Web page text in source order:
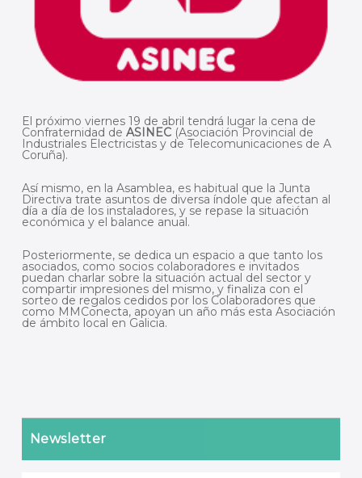
El próximo viernes 19 de abril tendrá lugar la cena de
Confraternidad de ASINEC(Asociación Provincial de
Industriales Electricistas y de Telecomunicaciones de A
Coruña).
Así mismo, en la Asamblea, es habitual que la Junta
Directiva trate asuntos de diversa índole que afectan al
día a día de los instaladores, y se repase la situación
económica y el balance anual.
Posteriormente, se dedica un espacio a que tanto los
asociados, como socios colaboradores e invitados
puedan charlar sobre la situación actual del sector y
compartir impresiones del mismo, y finaliza con el
sorteo de regalos cedidos por los Colaboradores que
como MMConecta, apoyan un año más esta Asociación
de ámbito local en Galicia.
Newsletter